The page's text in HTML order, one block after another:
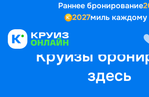
Раннее бронирование
2027миль каждому
Круизы
здесь